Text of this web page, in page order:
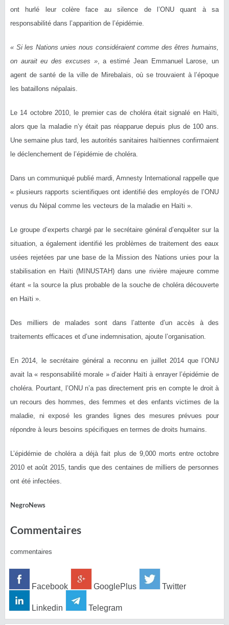
ont hurlé leur colère face au silence de l’ONU quant à sa
responsabilité dans l’apparition de l’épidémie.
« Si les Nations unies nous considéraient comme des êtres humains,
on aurait eu des excuses », a estimé Jean Emmanuel Larose, un
agent de santé de la ville de Mirebalais, où se trouvaient à l’époque
les bataillons népalais.
Le 14 octobre 2010, le premier cas de choléra était signalé en Haïti,
alors que la maladie n’y était pas réapparue depuis plus de 100 ans.
Une semaine plus tard, les autorités sanitaires haïtiennes confirmaient
le déclenchement de l’épidémie de choléra.
Dans un communiqué publié mardi, Amnesty International rappelle que
« plusieurs rapports scientifiques ont identifié des employés de l’ONU
venus du Népal comme les vecteurs de la maladie en Haïti ».
Le groupe d’experts chargé par le secrétaire général d’enquêter sur la
situation, a également identifié les problèmes de traitement des eaux
usées rejetées par une base de la Mission des Nations unies pour la
stabilisation en Haïti (MINUSTAH) dans une rivière majeure comme
étant « la source la plus probable de la souche de choléra découverte
en Haïti ».
Des milliers de malades sont dans l’attente d’un accès à des
traitements efficaces et d’une indemnisation, ajoute l’organisation.
En 2014, le secrétaire général a reconnu en juillet 2014 que l’ONU
avait la « responsabilité morale » d’aider Haïti à enrayer l’épidémie de
choléra. Pourtant, l’ONU n’a pas directement pris en compte le droit à
un recours des hommes, des femmes et des enfants victimes de la
maladie, ni exposé les grandes lignes des mesures prévues pour
répondre à leurs besoins spécifiques en termes de droits humains.
L’épidémie de choléra a déjà fait plus de 9,000 morts entre octobre
2010 et août 2015, tandis que des centaines de milliers de personnes
ont été infectées.
NegroNews
Commentaires
commentaires
Facebook GooglePlus Twitter
Linkedin Telegram